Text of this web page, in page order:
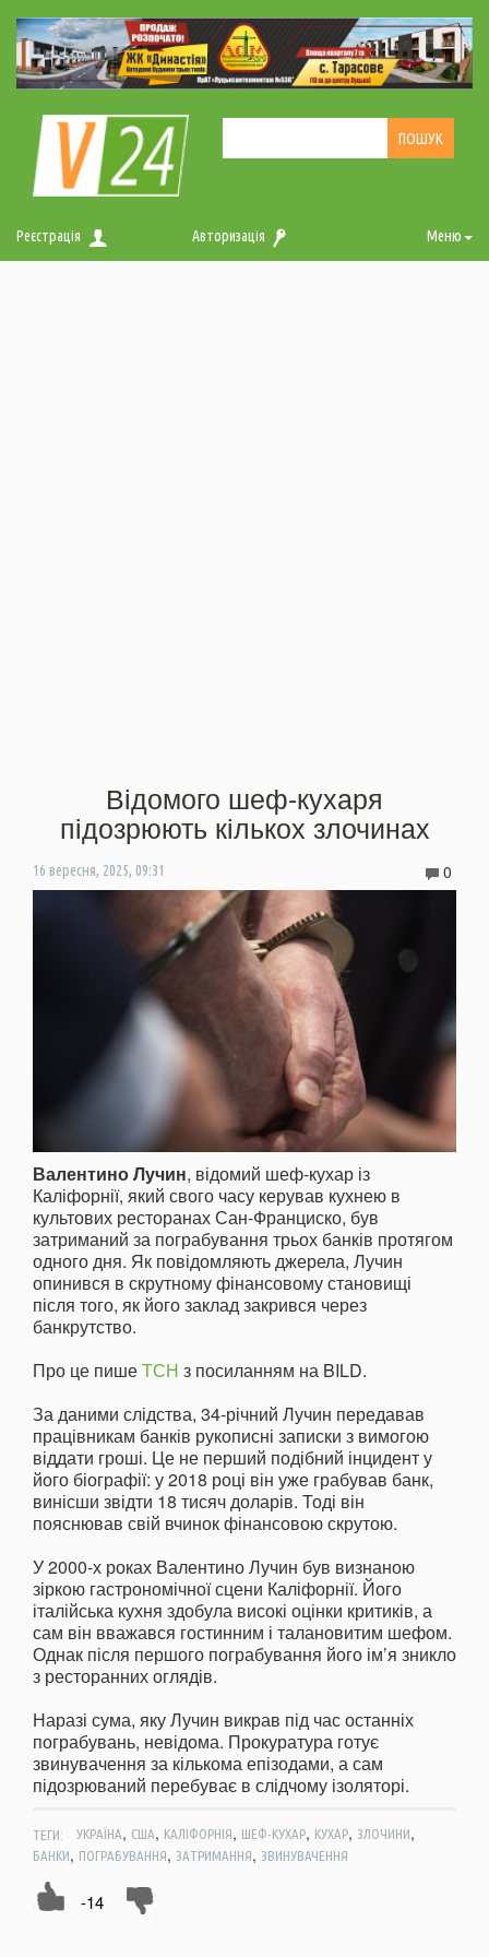
Реєстрація Авторизація Меню
Відомого шеф-кухаря
підозрюють кількох злочинах
16 вересня, 2025, 09:31 0
Валентино Лучин, відомий шеф-кухар із
Каліфорнії, який свого часу керував кухнею в
культових ресторанах Сан-Франциско, був
затриманий за пограбування трьох банків протягом
одного дня. Як повідомляють джерела, Лучин
опинився в скрутному фінансовому становищі
після того, як його заклад закрився через
банкрутство.
Про це пишеТСН з посиланням на BILD.
За даними слідства, 34-річний Лучин передавав
працівникам банків рукописні записки з вимогою
віддати гроші. Це не перший подібний інцидент у
його біографії: у 2018 році він уже грабував банк,
винісши звідти 18 тисяч доларів. Тоді він
пояснював свій вчинок фінансовою скрутою.
У 2000-х роках Валентино Лучин був визнаною
зіркою гастрономічної сцени Каліфорнії. Його
італійська кухня здобула високі оцінки критиків, а
сам він вважався гостинним і талановитим шефом.
Однак після першого пограбування його ім’я зникло
з ресторанних оглядів.
Наразі сума, яку Лучин викрав під час останніх
пограбувань, невідома. Прокуратура готує
звинувачення за кількома епізодами, а сам
підозрюваний перебуває в слідчому ізоляторі.
ТЕГИ: УКРАЇНА, США, КАЛІФОРНІЯ, ШЕФ-КУХАР, КУХАР, ЗЛОЧИНИ,
БАНКИ, ПОГРАБУВАННЯ, ЗАТРИМАННЯ, ЗВИНУВАЧЕННЯ
-14